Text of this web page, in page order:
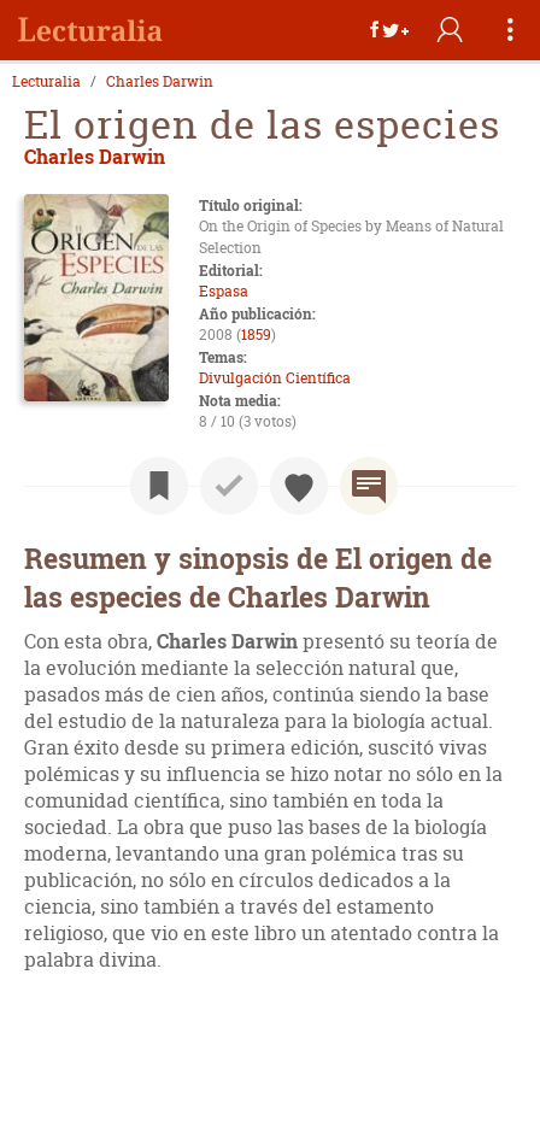
Lecturalia Charles Darwin
El origen de las especies
Charles Darwin
Título original:
On the Origin of Species by Means of Natural
Selection
Editorial:
Espasa
Año publicación:
2008 (1859)
Temas:
Divulgación Científica
Nota media:
8 / 10 (3 votos)
Resumen y sinopsis de El origen de
las especies de Charles Darwin
Con esta obra,Charles Darwinpresentó su teoría de
la evolución mediante la selección natural que,
pasados más de cien años, continúa siendo la base
del estudio de la naturaleza para la biología actual.
Gran éxito desde su primera edición, suscitó vivas
polémicas y su influencia se hizo notar no sólo en la
comunidad científica, sino también en toda la
sociedad. La obra que puso las bases de la biología
moderna, levantando una gran polémica tras su
publicación, no sólo en círculos dedicados a la
ciencia, sino también a través del estamento
religioso, que vio en este libro un atentado contra la
palabra divina.